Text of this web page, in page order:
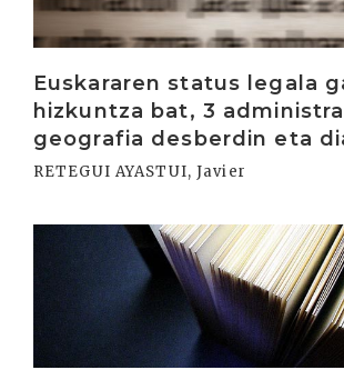
Euskararen status legala
hizkuntza bat, 3
geografia desberdin eta
RETEGUI AYASTUI, Javier